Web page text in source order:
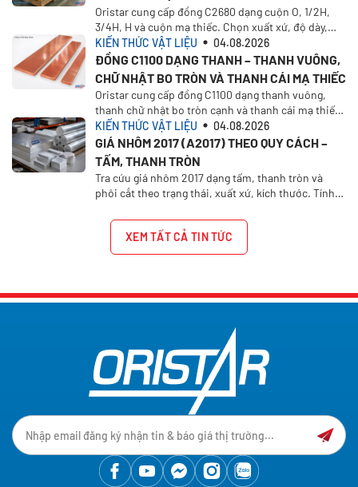
Oristar cung cấp đồng C2680 dạng cuộn O, 1/2H,
3/4H, H và cuộn mạ thiếc. Chọn xuất xứ, độ dày,
khổ rộng, khối lượng và yêu cầu báo giá.
KIẾN THỨC VẬT LIỆU 04.08.2026
ĐỒNG C1100 DẠNG THANH – THANH VUÔNG,
CHỮ NHẬT BO TRÒN VÀ THANH CÁI MẠ THIẾC
Oristar cung cấp đồng C1100 dạng thanh vuông,
thanh chữ nhật bo tròn cạnh và thanh cái mạ thiếc
1/2H. Chọn xuất xứ, kích thước và yêu cầu báo giá
trên Oristar Plus
KIẾN THỨC VẬT LIỆU 04.08.2026
GIÁ NHÔM 2017 (A2017) THEO QUY CÁCH –
TẤM, THANH TRÒN
Tra cứu giá nhôm 2017 dạng tấm, thanh tròn và
phôi cắt theo trạng thái, xuất xứ, kích thước. Tính
XEM TẤT CẢ TIN TỨC